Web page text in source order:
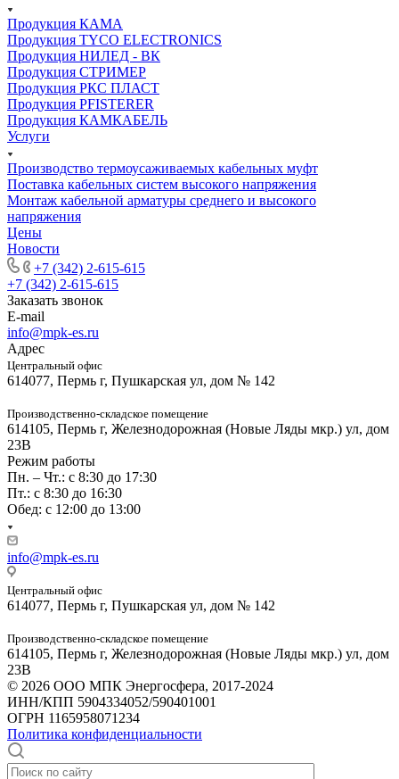
Продукция КАМА
Продукция TYCO ELECTRONICS
Продукция НИЛЕД - ВК
Продукция СТРИМЕР
Продукция РКС ПЛАСТ
Продукция PFISTERER
Продукция КАМКАБЕЛЬ
Услуги
Производство термоусаживаемых кабельных муфт
Поставка кабельных систем высокого напряжения
Монтаж кабельной арматуры среднего и высокого
напряжения
Цены
Новости
+7 (342) 2-615-615
+7 (342) 2-615-615
Заказать звонок
E-mail
info@mpk-es.ru
Адрес
Центральный офис
614077, Пермь г, Пушкарская ул, дом № 142
Производственно-складское помещение
614105, Пермь г, Железнодорожная (Новые Ляды мкр.) ул, дом
23В
Режим работы
Пн. – Чт.: с 8:30 до 17:30
Пт.: с 8:30 до 16:30
Обед: с 12:00 до 13:00
info@mpk-es.ru
Центральный офис
614077, Пермь г, Пушкарская ул, дом № 142
Производственно-складское помещение
614105, Пермь г, Железнодорожная (Новые Ляды мкр.) ул, дом
23В
© 2026 ООО МПК Энергосфера, 2017-2024
ИНН/КПП 5904334052/590401001
ОГРН 1165958071234
Политика конфиденциальности